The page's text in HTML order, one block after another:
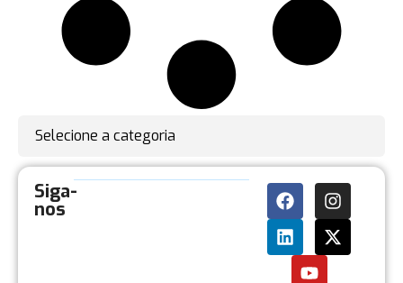
Selecione a categoria
Siga-
nos